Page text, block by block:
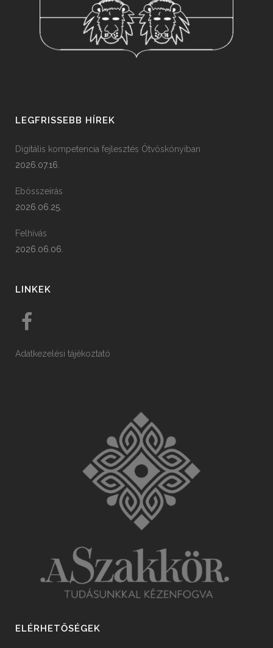
LEGFRISSEBB HÍREK
Digitális kompetencia fejlesztés Ötvöskónyiban
2026.07.16.
Ebösszeírás
2026.06.25.
Felhívás
2026.06.06.
LINKEK
Adatkezelési tájékoztató
ELÉRHETŐSÉGEK